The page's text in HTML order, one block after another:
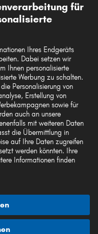
Datenbank, dürfen nicht
und/oder die
für
Ihres Endgeräts
Dabei setzen wir
Ihnen personalisierte
Werbung zu schalten.
Personalisierung von
Erstellung von
sowie für
auch an unsere
mit weiteren Daten
die Übermittlung in
auf Ihre Daten zugreifen
werden könnten. Ihre
Informationen finden